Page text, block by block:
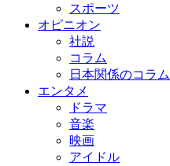
スポーツ
オピニオン
社説
コラム
日本関係のコラム
エンタメ
ドラマ
音楽
映画
アイドル